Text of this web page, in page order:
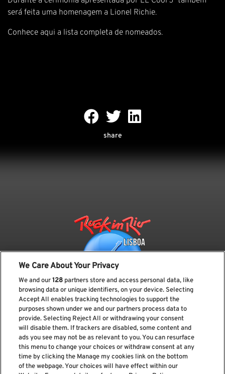
será feita uma homenagem a Lionel Richie.
Conhece aqui a lista completa de nomeados.
share
Subscreve a nossa newsletter
Li e aceito os Política de privacidade
We Care About Your Privacy
We and our128 partners store and access personal data, like
browsing data or unique identifiers, on your device. Selecting
Accept All enables tracking technologies to support the
purposes shown under we and our partners process data to
provide. Selecting Reject All or withdrawing your consent
will disable them. If trackers are disabled, some content and
ads you see may not be as relevant to you. You can resurface
this menu to change your choices or withdraw consent at any
time by clicking the Manage my cookies link on the bottom
of the webpage. Your choices will have effect within our